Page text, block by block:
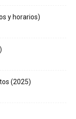
y horarios)
(2025)